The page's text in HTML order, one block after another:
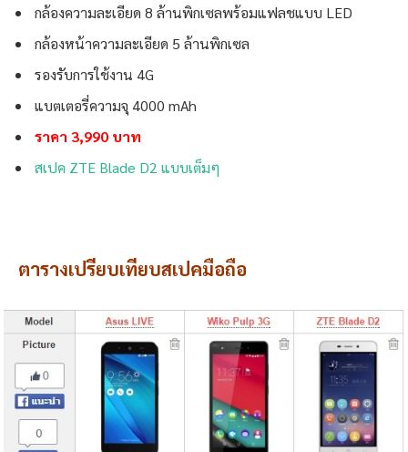
กล้องความละเอียด 8 ล้านพิกเซลพร้อมแฟลชแบบ LED
กล้องหน้าความละเอียด 5 ล้านพิกเซล
รองรับการใช้งาน 4G
แบตเตอรี่ความจุ 4000 mAh
ราคา 3,990 บาท
สเปค ZTE Blade D2 แบบเต็มๆ
ตารางเปรียบเทียบสเปคมือถือ